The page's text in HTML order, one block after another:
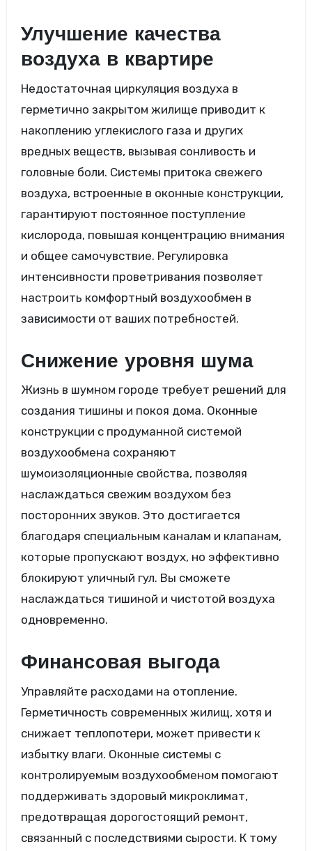
Улучшение качества
воздуха в квартире
Недостаточная циркуляция воздуха в
герметично закрытом жилище приводит к
накоплению углекислого газа и других
вредных веществ, вызывая сонливость и
головные боли. Системы притока свежего
воздуха, встроенные в оконные конструкции,
гарантируют постоянное поступление
кислорода, повышая концентрацию внимания
и общее самочувствие. Регулировка
интенсивности проветривания позволяет
настроить комфортный воздухообмен в
зависимости от ваших потребностей.
Снижение уровня шума
Жизнь в шумном городе требует решений для
создания тишины и покоя дома. Оконные
конструкции с продуманной системой
воздухообмена сохраняют
шумоизоляционные свойства, позволяя
наслаждаться свежим воздухом без
посторонних звуков. Это достигается
благодаря специальным каналам и клапанам,
которые пропускают воздух, но эффективно
блокируют уличный гул. Вы сможете
наслаждаться тишиной и чистотой воздуха
одновременно.
Финансовая выгода
Управляйте расходами на отопление.
Герметичность современных жилищ, хотя и
снижает теплопотери, может привести к
избытку влаги. Оконные системы с
контролируемым воздухообменом помогают
поддерживать здоровый микроклимат,
предотвращая дорогостоящий ремонт,
связанный с последствиями сырости. К тому